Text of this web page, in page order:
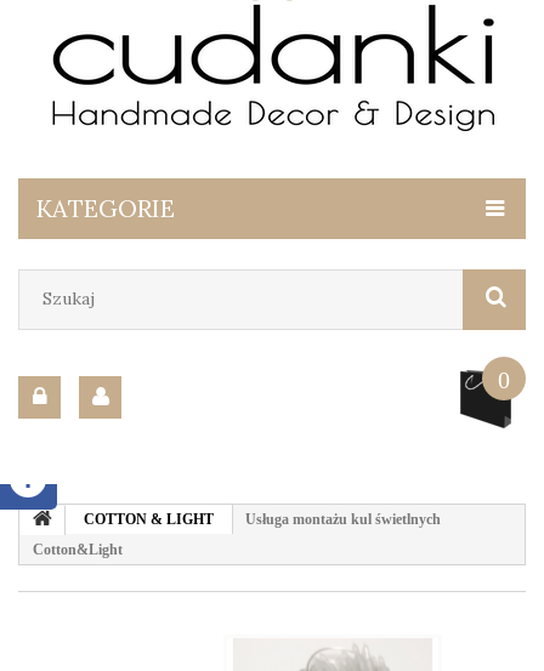
KATEGORIE
0
COTTON & LIGHT
Usługa montażu kul świetlnych
Cotton&Light